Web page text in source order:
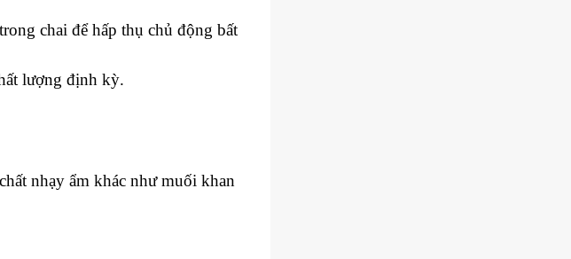
chai để hấp thụ chủ động bất
lượng định kỳ.
nhạy ẩm khác như muối khan